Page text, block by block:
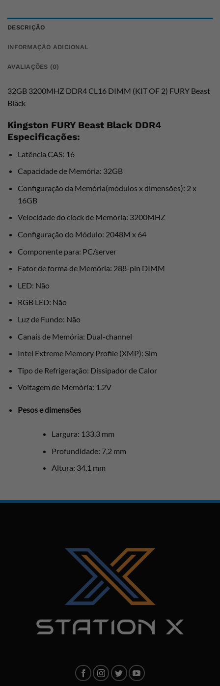
DESCRIÇÃO
INFORMAÇÃO ADICIONAL
AVALIAÇÕES (0)
32GB 3200MHZ DDR4 CL16 DIMM (KIT OF 2) FURY Beast
Black
Kingston FURY Beast Black DDR4
Especificações:
Latência CAS: 16
Capacidade de Memória: 32GB
Configuração da Memória(módulos x dimensões): 2 x
16GB
Velocidade do clock de Memória: 3200MHZ
Configuração do Módulo: 2048M x 64
Componente para: PC/server
Fator de forma de Memória: 288-pin DIMM
LED: Não
RGB LED: Não
Luz de Fundo: Não
Canais de Memória: Dual-channel
Intel Extreme Memory Profile (XMP): Sim
Tipo de Refrigeração: Dissipador de Calor
Voltagem de Memória: 1.2V
Pesos e dimensões
Largura: 133,3 mm
Profundidade: 7,2 mm
Altura: 34,1 mm